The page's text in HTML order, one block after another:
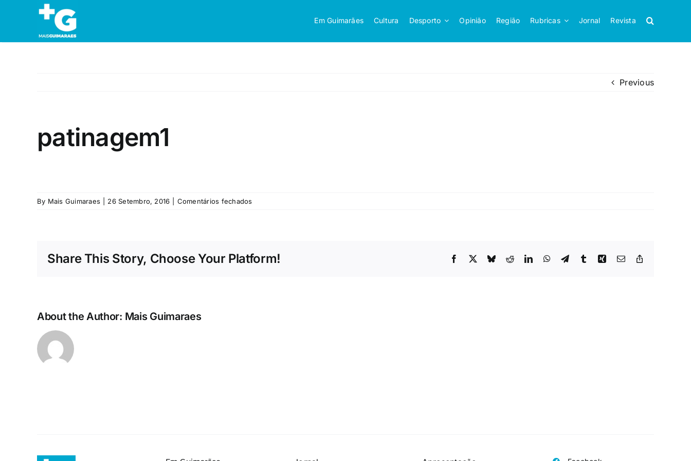
Em Guimarães Cultura Desporto Opinião Região Rubricas Jornal Revista
Previous
patinagem1
By Mais Guimaraes 26 Setembro, 2016 Comentários fechadosem
Share This Story, Choose Your Platform! Facebook
X BlueskyRedditLinkedInWhatsApp
TelegramTumblrXing Email
About the Author: Mais Guimaraes